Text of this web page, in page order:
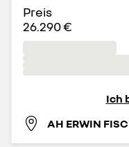
Preis
26.290 €
Ich
AH ERWIN